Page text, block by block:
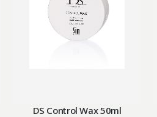
DS Control Wax 50ml